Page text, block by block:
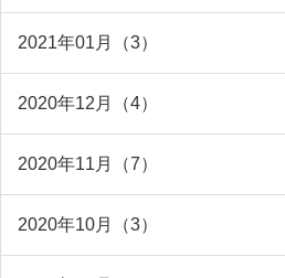
2021年01月（3）
2020年12月（4）
2020年11月（7）
2020年10月（3）